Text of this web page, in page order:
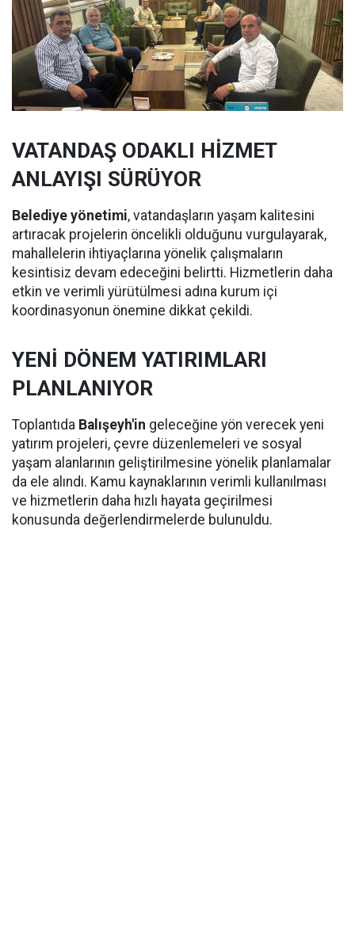
VATANDAŞ ODAKLI HİZMET
ANLAYIŞI SÜRÜYOR
Belediye yönetimi, vatandaşların yaşam kalitesini
artıracak projelerin öncelikli olduğunu vurgulayarak,
mahallelerin ihtiyaçlarına yönelik çalışmaların
kesintisiz devam edeceğini belirtti. Hizmetlerin daha
etkin ve verimli yürütülmesi adına kurum içi
koordinasyonun önemine dikkat çekildi.
YENİ DÖNEM YATIRIMLARI
PLANLANIYOR
Toplantıda Balışeyh'in geleceğine yön verecek yeni
yatırım projeleri, çevre düzenlemeleri ve sosyal
yaşam alanlarının geliştirilmesine yönelik planlamalar
da ele alındı. Kamu kaynaklarının verimli kullanılması
ve hizmetlerin daha hızlı hayata geçirilmesi
konusunda değerlendirmelerde bulunuldu.